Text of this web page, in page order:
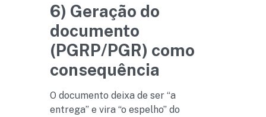
6) Geração do
documento
(PGRP/PGR) como
consequência
O documento deixa de ser “a
entrega” e vira “o espelho” do